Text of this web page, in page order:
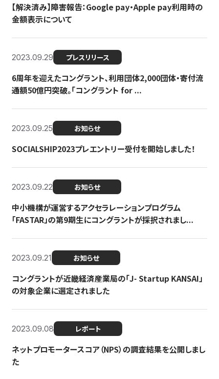
【解決済み】障害報告：Google pay・Apple pay利用時の
金額表示について
2023.09.29 プレスリリース
6周年を迎えたコングラント、利用団体2,000団体・寄付流
通額50億円突破。「コングラント for ...
2023.09.25 お知らせ
SOCIALSHIP2023プレエントリー受付を開始しました！
2023.09.22 お知らせ
中小機構が運営するアクセラレーションプログラム
「FASTAR」の第9期生にコングラントが採択されまし...
2023.09.21 お知らせ
コングラントが近畿経済産業局の「J- Startup KANSAI」
の対象企業に選定されました
2023.09.08 レポート
ネットプロモータースコア（NPS）の調査結果を公開しまし
た